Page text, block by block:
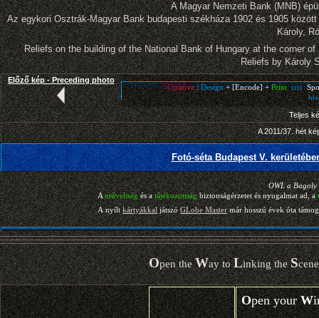
A Magyar Nemzeti Bank (MNB)
Az egykori Osztrák-Magyar Bank budapesti székháza 1902 és 1905
Károly,
Reliefs on the building of the National Bank of Hungary at the corner
Reliefs by Károly
Előző kép - Preceding photo
Teljes
A 2011/37. hét
Fotó-séta Budapest V.